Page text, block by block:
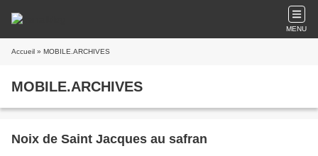
MENU
Accueil » MOBILE.ARCHIVES
MOBILE.ARCHIVES
Noix de Saint Jacques au safran